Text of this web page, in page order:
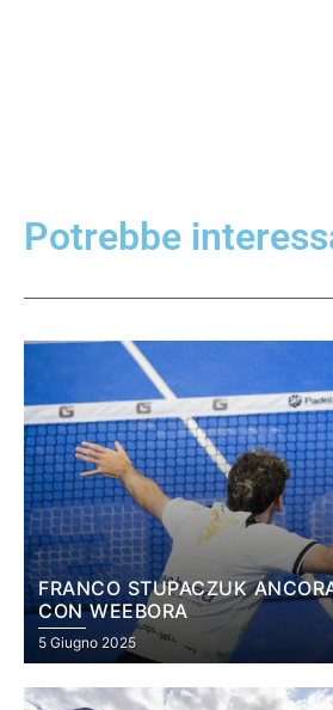
Potrebbe
FRANCO STUPACZUK
CON WEEBORA
5 Giugno 2025